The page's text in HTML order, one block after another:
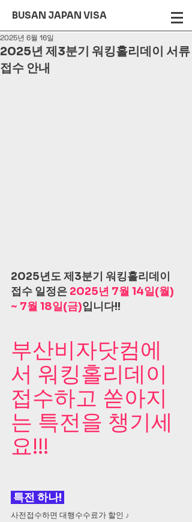
BUSAN JAPAN VISA
2025년 제3분기 워킹홀리데이 서류
접수 안내
2025년 6월 16일
2025년도 제3분기 워킹홀리데이
접수 일정은 2025년 7월 14일(월)
~ 7월 18일(금)입니다!!
부산비자닷컴에
서 워킹홀리데이
접수하고 쏟아지
는 특전을 챙기세
요!!!
특전 하나!
사전접수하면 대행수수료가 할인 ♪